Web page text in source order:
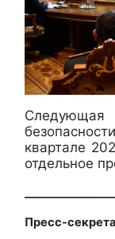
Следующая
квартале
отдельное
Пресс-